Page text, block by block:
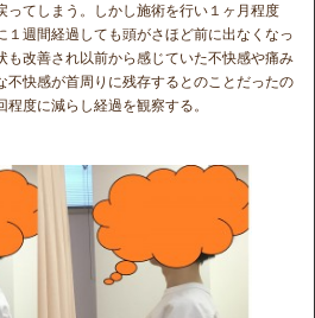
ってしまう。しかし施術を行い１ヶ月程度
１週間経過しても頭がさほど前に出なくなっ
も改善され以前から感じていた不快感や痛み
不快感が首周りに残存するとのことだったの
度に減らし経過を観察する。